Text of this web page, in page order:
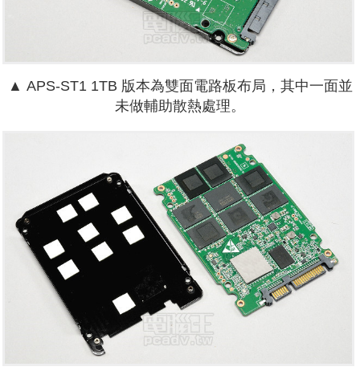
▲ APS-ST1 1TB 版本為雙面電路板布局，其中一面並
未做輔助散熱處理。